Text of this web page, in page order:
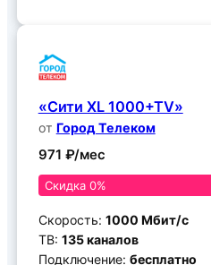
«Сити XL 1000+TV»
от Город Телеком
971 ₽/мес
Скидка 0%
Скорость: 1000 Мбит/с
ТВ: 135 каналов
Подключение: бесплатно